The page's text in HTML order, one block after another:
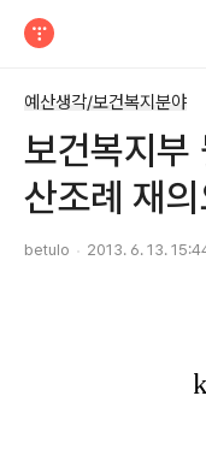
예산생각/보건복지분야
보건복지부
산조례 재
betulo 2013. 6. 13.